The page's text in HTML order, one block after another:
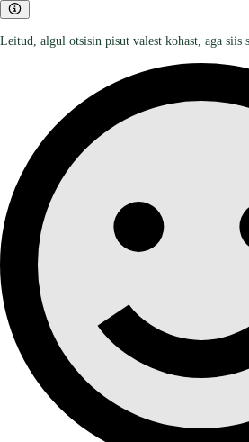
Leitud, algul otsisin pisut valest kohast, aga siis